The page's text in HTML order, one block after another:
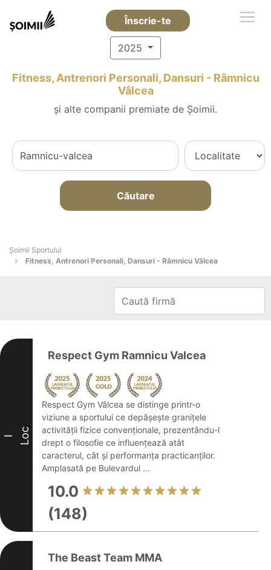
Înscrie-te
2025
Fitness, Antrenori Personali, Dansuri - Râmnicu
Vâlcea
și alte companii premiate de Șoimii.
Căutare
Șoimii Sportului
Fitness, Antrenori Personali, Dansuri - Râmnicu Vâlcea
I Loc
Respect Gym Ramnicu Valcea
Respect Gym Vâlcea se distinge printr-o
viziune a sportului ce depășește granițele
activității fizice convenționale, prezentându-l
drept o filosofie ce influențează atât
caracterul, cât și performanța practicanților.
Amplasată pe Bulevardul ...
10.0
(148)
The Beast Team MMA